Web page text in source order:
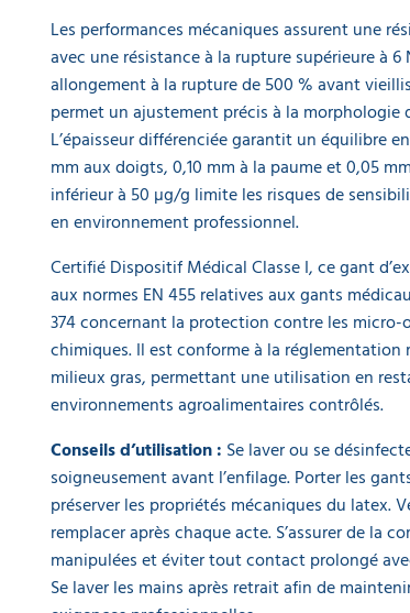
Les performances mécaniques assurent une
avec une résistance à la rupture supérieure à 6
allongement à la rupture de 500 % avant
permet un ajustement précis à la morphologie
L’épaisseur différenciée garantit un équilibre
mm aux doigts, 0,10 mm à la paume et 0,05
inférieur à 50 µg/g limite les risques de
en environnement professionnel.
Certifié Dispositif Médical Classe I, ce gant
aux normes EN 455 relatives aux gants
374 concernant la protection contre les micro-
chimiques. Il est conforme à la
milieux gras, permettant une utilisation en
environnements agroalimentaires contrôlés.
Conseils d’utilisation : Se laver ou se
soigneusement avant l’enfilage. Porter les
préserver les propriétés mécaniques du latex.
remplacer après chaque acte. S’assurer de la
manipulées et éviter tout contact prolongé
Se laver les mains après retrait afin de